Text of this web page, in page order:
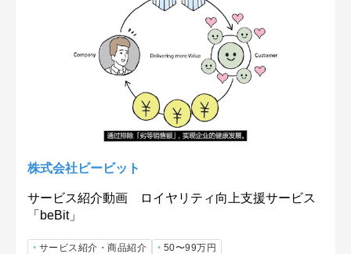
株式会社ビービット
サービス紹介動画 ロイヤリティ向上支援サービス
「beBit」
サービス紹介・商品紹介
50〜99万円